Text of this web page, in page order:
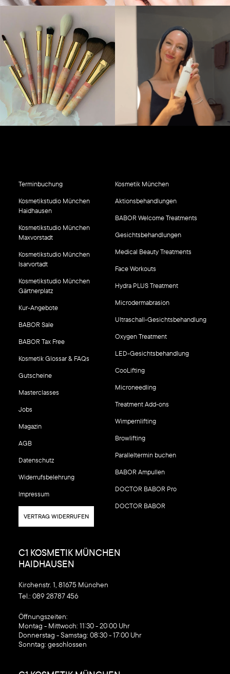
Terminbuchung
Kosmetikstudio München
Haidhausen
Kosmetikstudio München
Maxvorstadt
Kosmetikstudio München
Isarvortadt
Kosmetikstudio München
Gärtnerplatz
Kur-Angebote
BABOR Sale
BABOR Tax Free
Kosmetik Glossar & FAQs
Gutscheine
Masterclasses
Jobs
Magazin
AGB
Datenschutz
Widerrufsbelehrung
Impressum
VERTRAG WIDERRUFEN
Kosmetik München
Aktionsbehandlungen
BABOR Welcome Treatments
Gesichtsbehandlungen
Medical Beauty Treatments
Face Workouts
Hydra PLUS Treatment
Microdermabrasion
Ultraschall-Gesichtsbehandlung
Oxygen Treatment
LED-Gesichtsbehandlung
CooLifting
Microneedling
Treatment Add-ons
Wimpernlifting
Browlifting
Paralleltermin buchen
BABOR Ampullen
DOCTOR BABOR Pro
DOCTOR BABOR
C1 KOSMETIK MÜNCHEN
HAIDHAUSEN
Kirchenstr. 1, 81675 München
Tel.: 089 28787 456
‍Öffnungszeiten:
Montag - Mittwoch: 11:30 - 20:00 Uhr
Donnerstag - Samstag: 08:30 - 17:00 Uhr
Sonntag: geschlossen